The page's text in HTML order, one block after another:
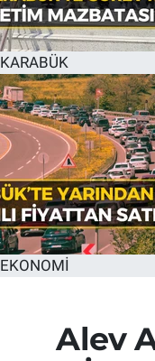
KARABÜK
EKONOMİ
Alev
Tüm Manşetler
Son Dakika
Haber Arşivi